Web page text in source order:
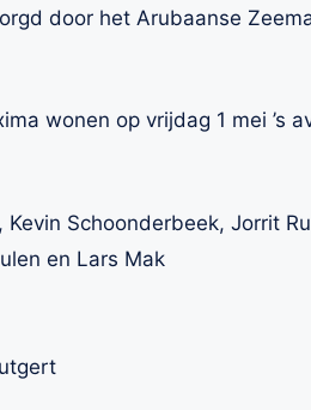
door het Arubaanse
wonen op vrijdag 1 mei ’s
Schoonderbeek, Jorrit
en Lars Mak